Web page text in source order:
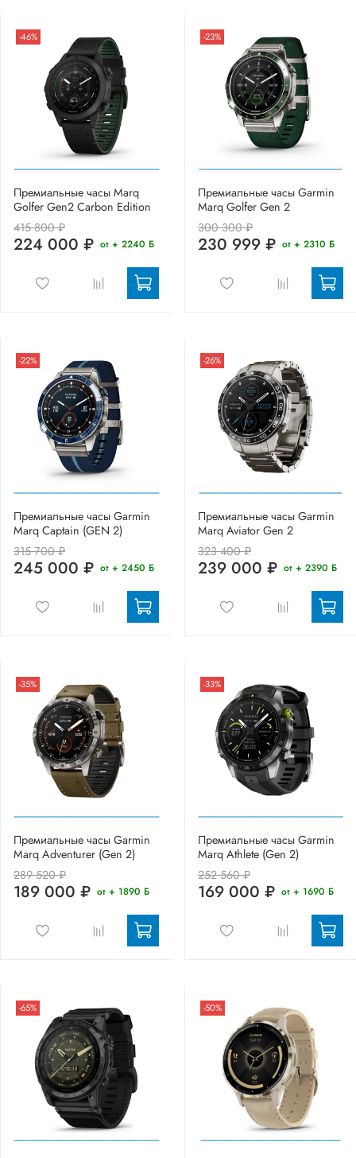
-46%
Премиальные часы Marq
Golfer Gen2 Carbon Edition
415 800 ₽
224 000 ₽ от + 2240 Б
-23%
Премиальные часы Garmin
Marq Golfer Gen 2
300 300 ₽
230 999 ₽ от + 2310 Б
-22%
Премиальные часы Garmin
Marq Captain (GEN 2)
315 700 ₽
245 000 ₽ от + 2450 Б
-26%
Премиальные часы Garmin
Marq Aviator Gen 2
323 400 ₽
239 000 ₽ от + 2390 Б
-35%
Премиальные часы Garmin
Marq Adventurer (Gen 2)
289 520 ₽
189 000 ₽ от + 1890 Б
-33%
Премиальные часы Garmin
Marq Athlete (Gen 2)
252 560 ₽
169 000 ₽ от + 1690 Б
-65% -50%